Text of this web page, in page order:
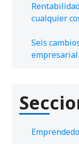
cualquier
Seis
empresarial